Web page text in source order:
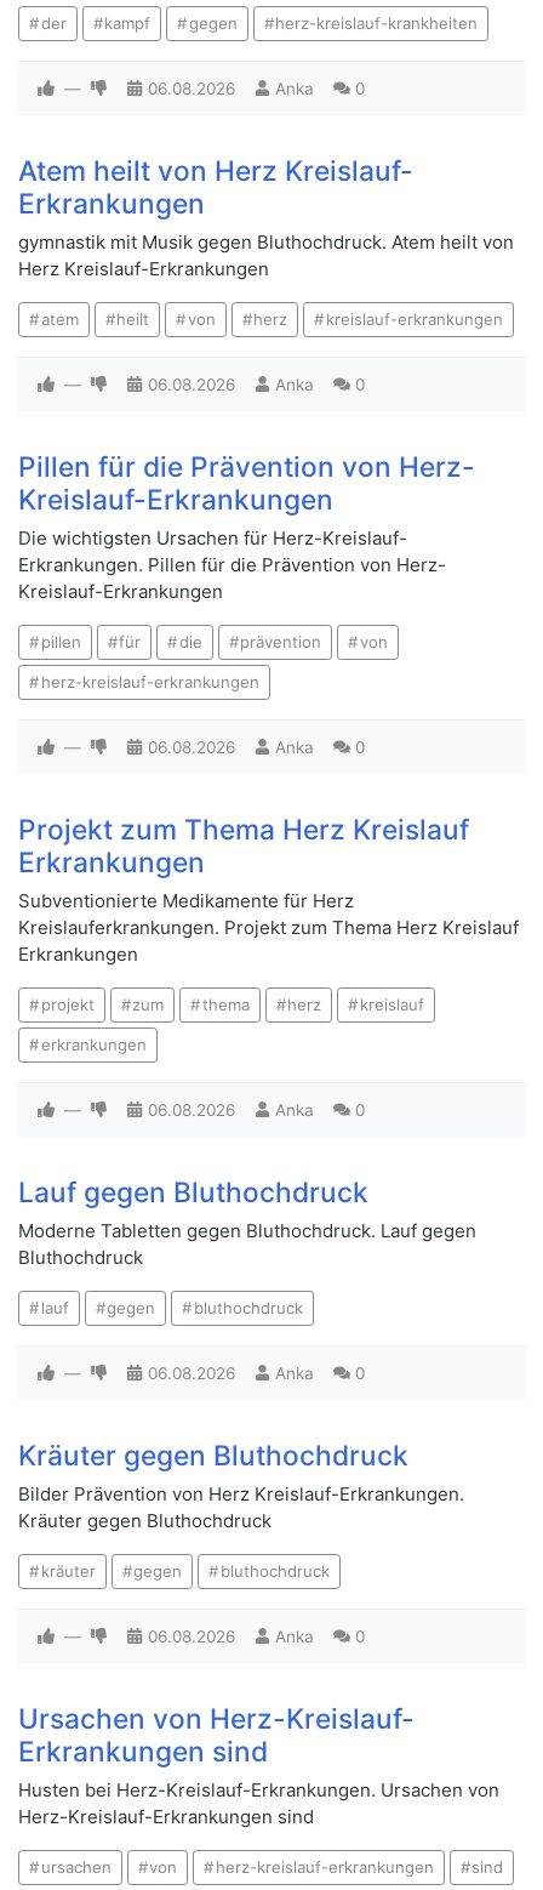
der kampf gegen herz-kreislauf-krankheiten
— 06.08.2026 Anka 0
Atem heilt von Herz Kreislauf-
Erkrankungen
gymnastik mit Musik gegen Bluthochdruck. Atem heilt von
Herz Kreislauf-Erkrankungen
atem heilt von herz kreislauf-erkrankungen
— 06.08.2026 Anka 0
Pillen für die Prävention von Herz-
Kreislauf-Erkrankungen
Die wichtigsten Ursachen für Herz-Kreislauf-
Erkrankungen. Pillen für die Prävention von Herz-
Kreislauf-Erkrankungen
pillen für die prävention von
herz-kreislauf-erkrankungen
— 06.08.2026 Anka 0
Projekt zum Thema Herz Kreislauf
Erkrankungen
Subventionierte Medikamente für Herz
Kreislauferkrankungen. Projekt zum Thema Herz Kreislauf
Erkrankungen
projekt zum thema herz kreislauf
erkrankungen
— 06.08.2026 Anka 0
Lauf gegen Bluthochdruck
Moderne Tabletten gegen Bluthochdruck. Lauf gegen
Bluthochdruck
lauf gegen bluthochdruck
— 06.08.2026 Anka 0
Kräuter gegen Bluthochdruck
Bilder Prävention von Herz Kreislauf-Erkrankungen.
Kräuter gegen Bluthochdruck
kräuter gegen bluthochdruck
— 06.08.2026 Anka 0
Ursachen von Herz-Kreislauf-
Erkrankungen sind
Husten bei Herz-Kreislauf-Erkrankungen. Ursachen von
Herz-Kreislauf-Erkrankungen sind
ursachen von herz-kreislauf-erkrankungen sind